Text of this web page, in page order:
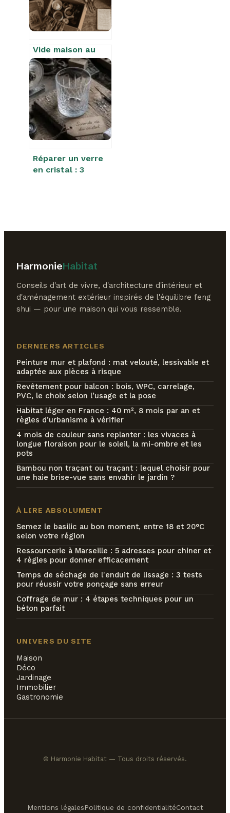
Vide maison au
Mans : 3 formules
de débarras pour
optimiser votre
budget
Réparer un verre
en cristal : 3
HarmonieHabitat
Conseils d'art de vivre, d'architecture d'intérieur et
d'aménagement extérieur inspirés de l'équilibre feng
shui — pour une maison qui vous ressemble.
DERNIERS ARTICLES
Peinture mur et plafond : mat velouté, lessivable et
adaptée aux pièces à risque
Revêtement pour balcon : bois, WPC, carrelage,
PVC, le choix selon l’usage et la pose
Habitat léger en France : 40 m², 8 mois par an et
règles d’urbanisme à vérifier
4 mois de couleur sans replanter : les vivaces à
longue floraison pour le soleil, la mi-ombre et les
pots
Bambou non traçant ou traçant : lequel choisir pour
une haie brise-vue sans envahir le jardin ?
À LIRE ABSOLUMENT
Semez le basilic au bon moment, entre 18 et 20°C
selon votre région
Ressourcerie à Marseille : 5 adresses pour chiner et
4 règles pour donner efficacement
Temps de séchage de l'enduit de lissage : 3 tests
pour réussir votre ponçage sans erreur
Coffrage de mur : 4 étapes techniques pour un
béton parfait
UNIVERS DU SITE
Maison
Déco
Jardinage
Immobilier
Gastronomie
© Harmonie Habitat — Tous droits réservés.
Mentions légalesPolitique de confidentialitéContact